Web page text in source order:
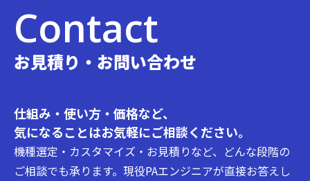
Contact
お見積り・お問い合わせ
仕組み・使い方・価格など、
気になることはお気軽にご相談ください。
機種選定・カスタマイズ・お見積りなど、どんな段階の
ご相談でも承ります。現役PAエンジニアが直接お答えし